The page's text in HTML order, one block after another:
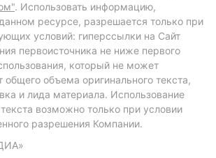
. Использовать информацию,
ресурсе, разрешается только при
условий: гиперссылки на Сайт
первоисточника не ниже первого
который не может
общего объема оригинального текста,
и лида материала. Использование
возможно только при условии
разрешения Компании.